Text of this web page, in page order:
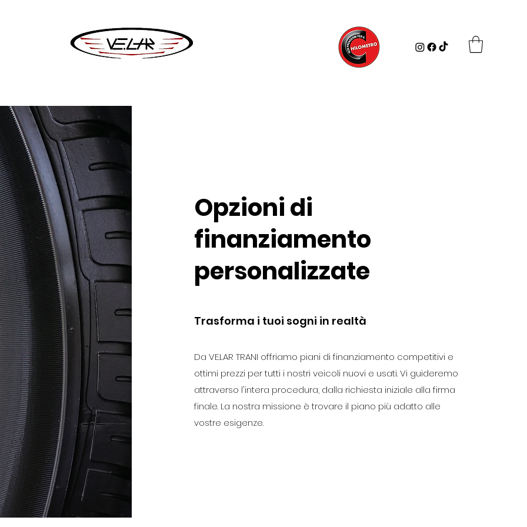
Opzioni di
finanziamento
personalizzate
Trasforma i tuoi sogni in realtà
Da VE.LAR TRANI offriamo piani di finanziamento competitivi e
ottimi prezzi per tutti i nostri veicoli nuovi e usati. Vi guideremo
attraverso l'intera procedura, dalla richiesta iniziale alla firma
finale. La nostra missione è trovare il piano più adatto alle
vostre esigenze.